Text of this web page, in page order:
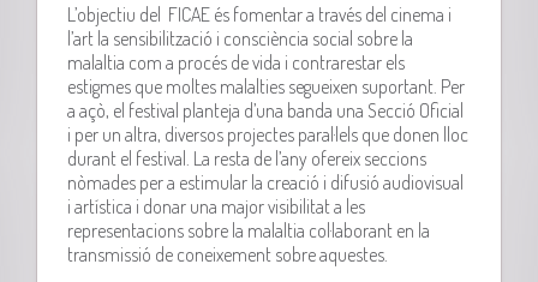
L’objectiu del FICAE és fomentar a través del cinema i
l’art la sensibilització i consciència social sobre la
malaltia com a procés de vida i contrarestar els
estigmes que moltes malalties segueixen suportant. Per
a açò, el festival planteja d’una banda una Secció Oficial
i per un altra, diversos projectes paral·lels que donen lloc
durant el festival. La resta de l’any ofereix seccions
nòmades per a estimular la creació i difusió audiovisual
i artística i donar una major visibilitat a les
representacions sobre la malaltia col·laborant en la
transmissió de coneixement sobre aquestes.